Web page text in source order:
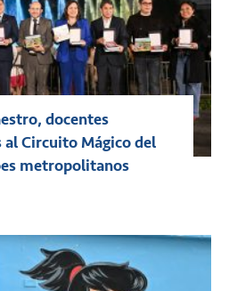
docentes
Circuito Mágico del
metropolitanos